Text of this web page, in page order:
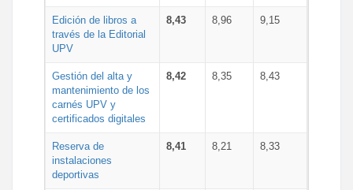
Edición de libros a
través de la Editorial
UPV
8,43 8,96 9,15
Gestión del alta y
mantenimiento de los
carnés UPV y
certificados digitales
8,42 8,35 8,43
Reserva de
instalaciones
deportivas
8,41 8,21 8,33